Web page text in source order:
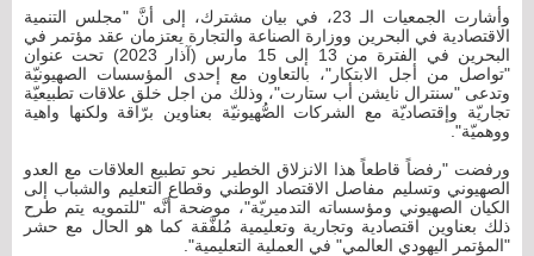
وأشارت الجمعيات الـ 23، في بيان مشترك، إلى أنَّ "مجلس التنمية
الاقتصادية في البحرين ووزارة الصناعة والتجارة يعتزمان عقد مؤتمر في
البحرين في الفترة من 13 إلى 15 مارس (آذار 2023) تحت عنوان
"تواصل من أجل الابتكار"، بالتعاون مع إحدى المؤسسات الصهيونيّة
وتدعى "سنترال نايشن أب ستارت"، وذلك من اجل خلق علاقات تطبيعيّة
تجاريّة وإقتصاديّة مع الشركات الصُّهيونيّة بعناوين برّاقة ولكنها واهية
ووهميّة".
ورفضت "رفضاً قاطعاً هذا الانزلاق الخطير نحو تطبيع العلاقات مع العدو
الصهيوني وتسليم مفاصل الاقتصاد الوطني وقطاع التعليم والشباب إلى
الكيان الصهيوني ومؤسساته التدميريّة"، موضحة أنَّه "للتمويه يتم طرح
ذلك بعناوين اقتصادية وتجارية وتعليمية مُلفَّقة كما هو الحال مع حشر
"المؤتمر اليهودي العالمي" في العملية التعليمية".